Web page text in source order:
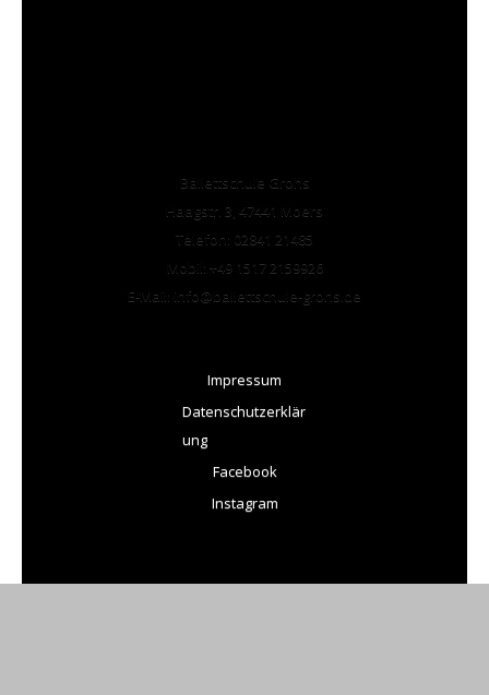
Ballettschule Grohs
Haagstr. 3, 47441 Moers
Telefon: 02841 21485
Mobil: +49 1517 2159926
E-Mail: info@ballettschule-grohs.de
Impressum
Datenschutzerklär
ung
Facebook
Instagram